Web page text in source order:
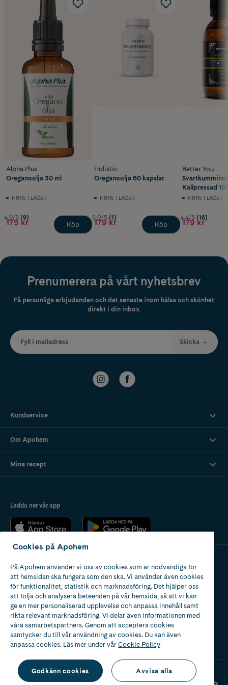
Alpha Plus
Oreganoolja 30 ml
FINNS I LAGER
4.9/5 (9)
175 kr Köp
Holistic
Oreganoolja 60 kapslar
FINNS I LAGER
5.0/5 (1)
179 kr Köp
Better You
Kallpressad
FINNS I LAGER
4.4/5 (16)
179 kr
Prenumerera på vårt nyhetsbrev
Få personliga erbjudanden och det senaste inom hälsa och skönhet
direkt i din inbox.
Fyll i mailadress Skicka
Kundservice
Om Apohem
Mina recept
Ladda ner vår app
Apotek med tillstånd
av Läkemedelsverket
2024
Cookies på Apohem
På Apohem använder vi oss av cookies som är nödvändiga för
att hemsidan ska fungera som den ska. Vi använder även cookies
för funktionalitet, statistik och marknadsföring. Det hjälper oss
att följa och analysera beteenden på vår hemsida, så att vi kan
ge en mer personaliserad upplevelse och anpassa innehåll samt
rikta relevant marknadsföring. Vi delar även informationen med
våra samarbetspartners. Genom att acceptera cookies
samtycker du till vår användning av cookies. Du kan även
anpassa cookies. Läs mer under vårCookie Policy
Godkänn cookies Avvisa alla